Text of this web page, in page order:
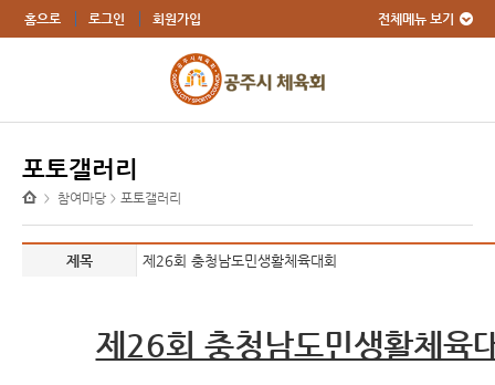
홈으로 로그인 회원가입 전체메뉴 보기
포토갤러리
> 참여마당 > 포토갤러리
제목 제26회 충청남도민생활체육대회
제26회 충청남도민생활체육